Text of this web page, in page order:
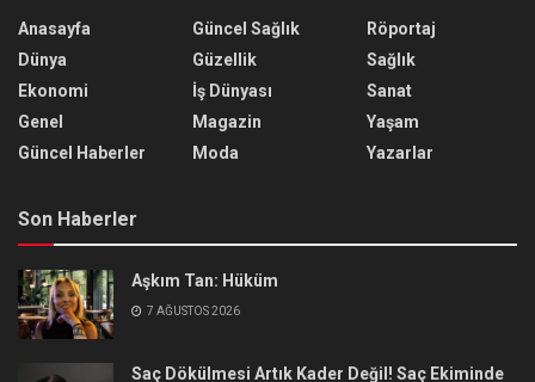
Anasayfa
Dünya
Ekonomi
Genel
Güncel Haberler
Güncel Sağlık
Güzellik
İş Dünyası
Magazin
Moda
Röportaj
Sağlık
Sanat
Yaşam
Yazarlar
Son Haberler
Aşkım Tan: Hüküm
7 AĞUSTOS 2026
Saç Dökülmesi Artık Kader Değil! Saç Ekiminde